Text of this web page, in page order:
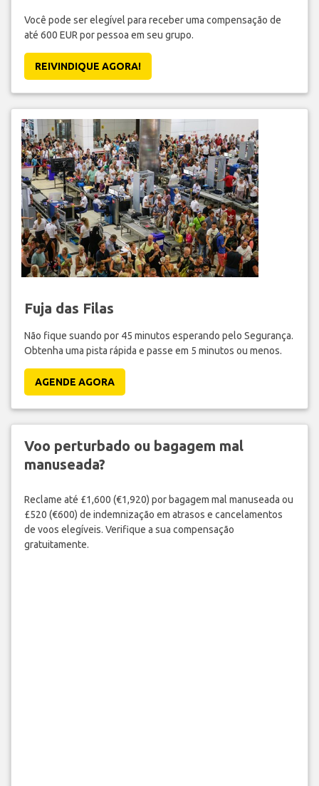
Você pode ser elegível para receber uma compensação de
até 600 EUR por pessoa em seu grupo.
REIVINDIQUE AGORA!
Fuja das Filas
Não fique suando por 45 minutos esperando pelo Segurança.
Obtenha uma pista rápida e passe em 5 minutos ou menos.
AGENDE AGORA
Voo perturbado ou bagagem mal
manuseada?
Reclame até £1,600 (€1,920) por bagagem mal manuseada ou
£520 (€600) de indemnização em atrasos e cancelamentos
de voos elegíveis. Verifique a sua compensação
gratuitamente.